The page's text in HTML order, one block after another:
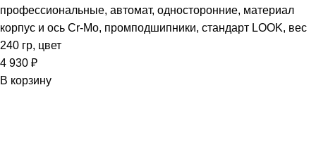
профессиональные, автомат, односторонние, материал
корпус и ось Cr-Mo, промподшипники, стандарт LOOK, вес
240 гр, цвет
4 930 ₽
В корзину